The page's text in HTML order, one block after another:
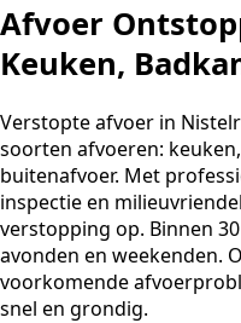
Afvoer
Keuken,
Verstopte afvoer in
soorten afvoeren:
buitenafvoer. Met
inspectie en
verstopping op. Binnen
avonden en weekenden.
voorkomende
snel en grondig.